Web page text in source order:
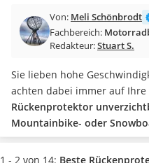
Benzinkanister
Marderschreck
AGM-Batterie Wohnmobil
Thule-Fahrradträger
FM-Transmitter
Sommerreifen 205/55 R16
Autobatterie-Ladegerät
Starthilfe mit Kompressor
Von: Meli Schönbrodt
Fachbereich:
Redakteur:Stuart S.
Sie lieben hohe
achten dabei immer auf Ihre
Rückenprotektor
Mountainbike- oder
nur noch entscheiden, ob
Modell möchten. In unserer
1 - 2 von 14: Beste